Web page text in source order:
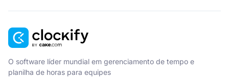
O software líder mundial em gerenciamento de tempo e
planilha de horas para equipes